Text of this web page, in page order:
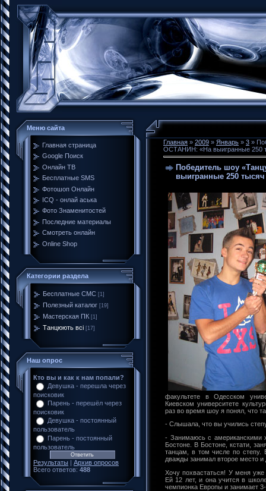
Меню сайта
Главная страница
Google Поиск
Онлайн ТВ
Бесплатные SMS
Фотошоп Онлайн
ICQ - онлай аська
Фото Знаменитостей
Последние материалы
Смотреть онлайн
Online Shop
Категории раздела
Бесплатные CMC [1]
Полезный каталог [19]
Мастерская ПК [1]
Танцюють всі [17]
Наш опрос
Кто вы и как к нам попали?
Девушка - перешла через
поисковик
Парень - перешёл через
поисковик
Девушка - постоянный
пользователь
Парень - постоянный
пользователь
Результаты | Архив опросов
Всего ответов: 488
Главная » 2009 » Январь » 3 »
ОСТАНИН: «На выигранные 250
Победитель шоу
выигранные 250
факультете в Одесском
Киевском университете
раз во время шоу я понял, что
- Cлышала, что вы учились
- Занимаюсь с американскими
Бостоне. В Бостоне, кстати,
танцам, в том числе по степу.
дважды занимал второе место и
Хочу похвастаться! У меня
Ей 12 лет, и она учится в
чемпионка Европы и занимает